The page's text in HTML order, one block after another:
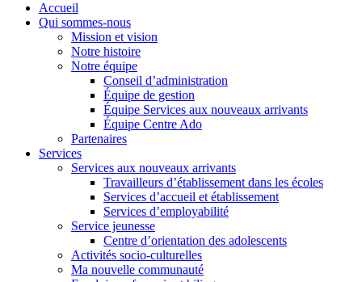
Accueil
Qui sommes-nous
Mission et vision
Notre histoire
Notre équipe
Conseil d’administration
Équipe de gestion
Équipe Services aux nouveaux arrivants
Équipe Centre Ado
Partenaires
Services
Services aux nouveaux arrivants
Travailleurs d’établissement dans les écoles
Services d’accueil et établissement
Services d’employabilité
Service jeunesse
Centre d’orientation des adolescents
Activités socio-culturelles
Ma nouvelle communauté